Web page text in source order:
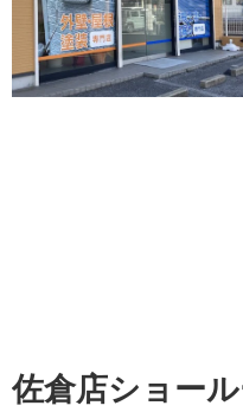
佐倉店ショー